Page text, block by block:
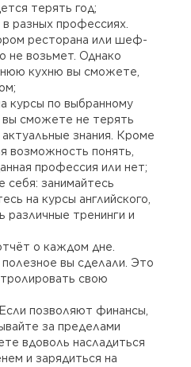
терять год;
разных профессиях.
ресторана или шеф-
не возьмет. Однако
кухню вы сможете,
курсы по выбранному
вы сможете не терять
знания. Кроме
возможность понять,
профессия или нет;
себя: занимайтесь
на курсы английского,
различные тренинги и
о каждом дне.
полезное вы сделали. Это
свою
позволяют финансы,
за пределами
вдоволь насладиться
и зарядиться на